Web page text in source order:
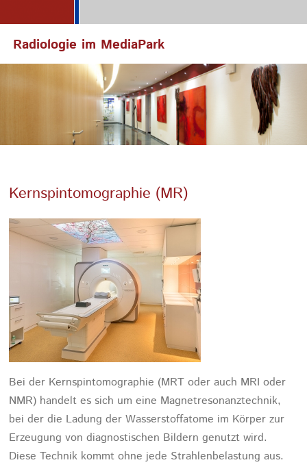
Radiologie im MediaPark
Kernspintomographie (MR)
Bei der Kernspintomographie (MRT oder auch MRI oder
NMR) handelt es sich um eine Magnetresonanztechnik,
bei der die Ladung der Wasserstoffatome im Körper zur
Erzeugung von diagnostischen Bildern genutzt wird.
Diese Technik kommt ohne jede Strahlenbelastung aus.